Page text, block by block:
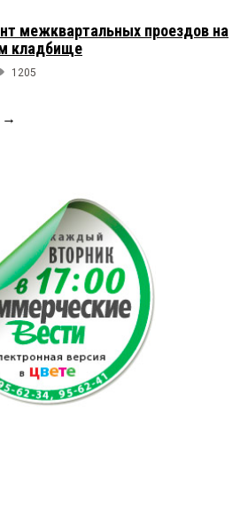
межквартальных проездов на
кладбище
1205
→